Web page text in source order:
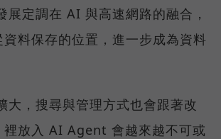
展定調在 AI 與高速網路的融合，
料保存的位置，進一步成為資料
大，搜尋與管理方式也會跟著改
裡放入 AI Agent 會越來越不可或